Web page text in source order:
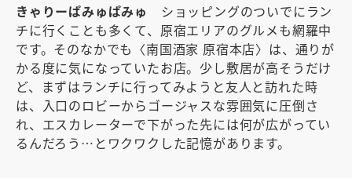
きゃりーぱみゅぱみゅ
ショッピングのついでにラン
チに行くことも多くて、原宿エリアのグルメも網羅中
です。そのなかでも〈南国酒家 原宿本店〉は、通りが
かる度に気になっていたお店。少し敷居が高そうだけ
ど、まずはランチに行ってみようと友人と訪れた時
は、入口のロビーからゴージャスな雰囲気に圧倒さ
れ、エスカレーターで下がった先には何が広がってい
るんだろう…とワクワクした記憶があります。